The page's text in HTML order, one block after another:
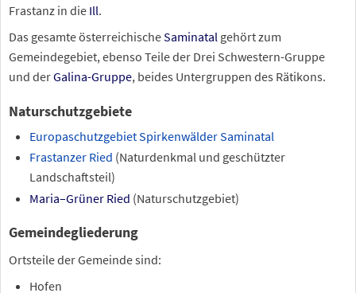
Frastanz in die Ill.
Das gesamte österreichischeSaminatal gehört zum
Gemeindegebiet, ebenso Teile der Drei Schwestern-Gruppe
und derGalina-Gruppe, beides Untergruppen des Rätikons.
Naturschutzgebiete
Europaschutzgebiet Spirkenwälder Saminatal
Frastanzer Ried (Naturdenkmal und geschützter
Landschaftsteil)
Maria–Grüner Ried (Naturschutzgebiet)
Gemeindegliederung
Ortsteile der Gemeinde sind:
Hofen